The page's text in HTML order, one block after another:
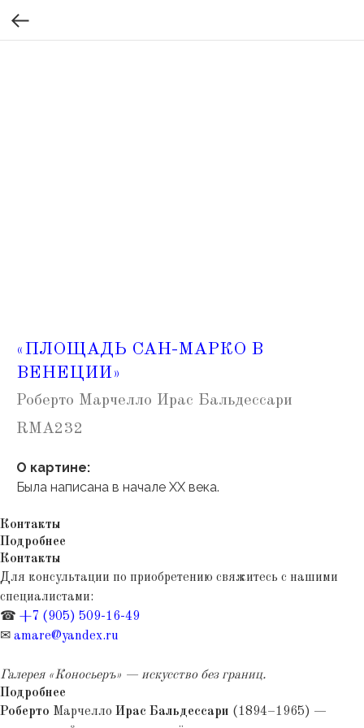
«ПЛОЩАДЬ САН-МАРКО В
ВЕНЕЦИИ»
Роберто Марчелло Ирас Бальдессари
RMA232
О картине:
Была написана в начале XX века.
Контакты
Подробнее
Контакты
Для консультации по приобретению свяжитесь с нашими
специалистами:
☎ +7 (905) 509-16-49
✉ amare@yandex.ru
Галерея «Коносьеръ» — искусство без границ.
Подробнее
Роберто Марчелло Ирас Бальдессари (1894–1965) —